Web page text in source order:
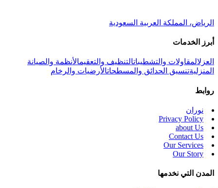
الرياض، المملكة العربية السعودية
أبرز الخدمات
العزلالمقاولات والتشطيباتالتنظيف والتعقيمالأنظمة والصيانة
المنزليةتنسيق الحدائق والمسطحاتالأرضيات والرخام
روابط
نوران
Privacy Policy
about Us
Contact Us
Our Services
Our Story
المدن التي نخدمها